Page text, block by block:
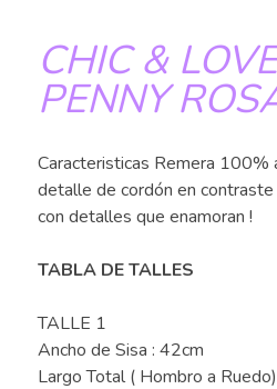
CHIC &
PENNY
Caracteristicas Remera 100%
detalle de cordón en contraste
con detalles que enamoran !
TABLA DE TALLES
TALLE 1
Ancho de Sisa : 42cm
Largo Total ( Hombro a